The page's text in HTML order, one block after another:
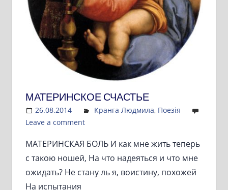
МАТЕРИНСКОЕ СЧАСТЬЕ
26.08.2014 Admin
Кранга Людмила, Поезія
Leave a comment
МАТЕРИНСКАЯ БОЛЬ И как мне жить теперь
с такою ношей, На что надеяться и что мне
ожидать? Не стану ль я, воистину, похожей
На испытания